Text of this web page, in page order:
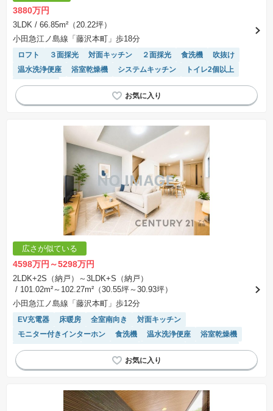
3880万円
3LDK / 66.85m²（20.22坪）
小田急江ノ島線「藤沢本町」歩18分
ロフト ３面採光 対面キッチン ２面採光 食洗機
吹抜け
温水洗浄便座
浴室乾燥機 システムキッチン
トイレ2個以上
窓付き浴室
広さが似ている
4598万円～5298万円
2LDK+2S（納戸）～3LDK+S（納戸）
/ 101.02m²～102.27m²（30.55坪～30.93坪）
小田急江ノ島線「藤沢本町」歩12分
EV充電器 床暖房 全室南向き
対面キッチン
モニター付きインターホン
食洗機 温水洗浄便座
浴室乾燥機
システムキッチン
トイレ2個以上 窓付き浴室 閑静な住宅地